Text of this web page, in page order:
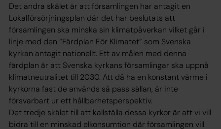
Det andra skälet är att församlingen har antagit en
Lokalförsörjningsplan där det har beslutats att
församlingen ska minska sin klimatpåverkan vilket går i
linje med den “Färdplan För Klimatet” som Svenska
kyrkan antagit nationellt. Ett av målen med denna
färdplan är att Svenska kyrkans församlingar ska uppnå
klimatneutralitet till 2030. Att då ha en konstant värme i
kyrkorna fast de används så pass sällan, är inte
försvarbart ur ett hållbarhetsperspektiv.
Det tredje skälet till att kallställa dessa kyrkor är att vi vill
bidra till en minskad elkonsumtion där församlingen vill